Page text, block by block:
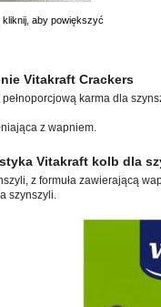
kliknij, aby powiększyć
Vitakraft Crackers
pełnoporcjową karma dla
z wapniem.
Vitakraft kolb dla
z formuła zawierającą
szynszyli.